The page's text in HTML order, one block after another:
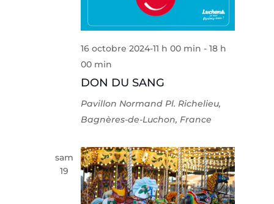
DON DU SANG
16 octobre 2024-11 h 00 min -18 h
00 min
Pavillon NormandPl. Richelieu,
Bagnères-de-Luchon, France
sam
19